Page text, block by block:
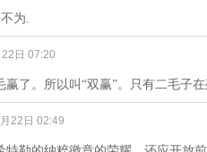
为.
日 07:20
赢了。所以叫“双赢”。只有二毛子在
22日 02:49